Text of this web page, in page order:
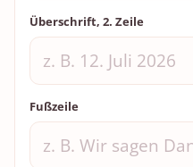
Überschrift, 2. Zeile
Fußzeile